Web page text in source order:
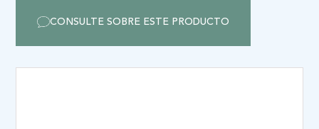
CONSULTE SOBRE ESTE PRODUCTO